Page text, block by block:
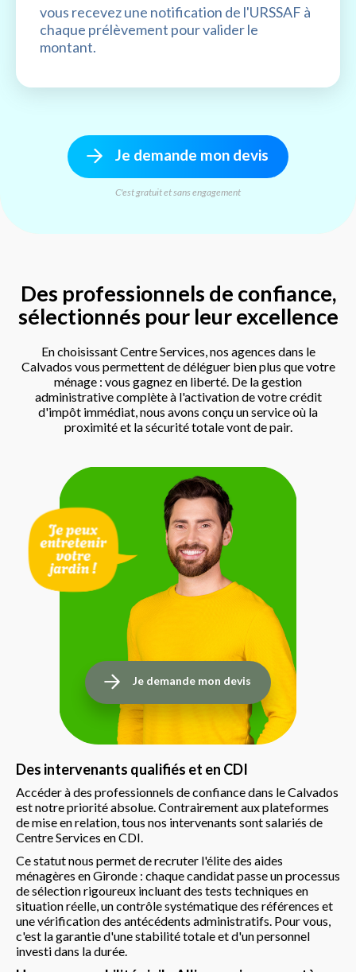
vous recevez une notification de l'URSSAF à
chaque prélèvement pour valider le
montant.
Je demande mon devis
C'est gratuit et sans engagement
Des professionnels de confiance,
sélectionnés pour leur excellence
En choisissant Centre Services, nos agences dans le
Calvados vous permettent de déléguer bien plus que votre
ménage : vous gagnez en liberté. De la gestion
administrative complète à l'activation de votre crédit
d'impôt immédiat, nous avons conçu un service où la
proximité et la sécurité totale vont de pair.
Je demande mon devis
Des intervenants qualifiés et en CDI
Accéder à des professionnels de confiance dans le Calvados
est notre priorité absolue. Contrairement aux plateformes
de mise en relation, tous nos intervenants sont salariés de
Centre Services en CDI.
Ce statut nous permet de recruter l'élite des aides
ménagères en Gironde : chaque candidat passe un processus
de sélection rigoureux incluant des tests techniques en
situation réelle, un contrôle systématique des références et
une vérification des antécédents administratifs. Pour vous,
c'est la garantie d'une stabilité totale et d'un personnel
investi dans la durée.